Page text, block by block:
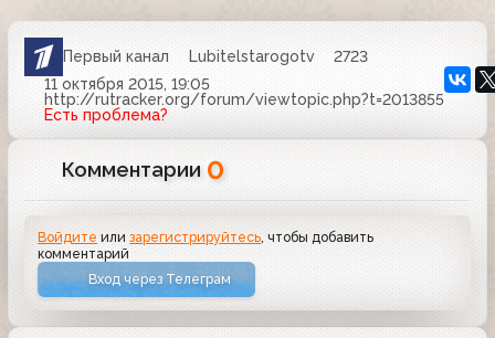
Первый канал Lubitelstarogotv
2723
11 октября 2015, 19:05
http://rutracker.org/forum/viewtopic.php?t=2013855
Есть проблема?
Комментарии 0
Войдите илизарегистрируйтесь , чтобы добавить
комментарий
Вход через Телеграм